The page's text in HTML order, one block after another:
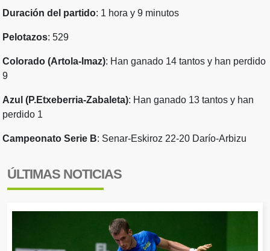
Duración del partido: 1 hora y 9 minutos
Pelotazos: 529
Colorado (Artola-Imaz): Han ganado 14 tantos y han perdido
9
Azul (P.Etxeberria-Zabaleta): Han ganado 13 tantos y han
perdido 1
Campeonato Serie B: Senar-Eskiroz 22-20 Darío-Arbizu
ÚLTIMAS NOTICIAS